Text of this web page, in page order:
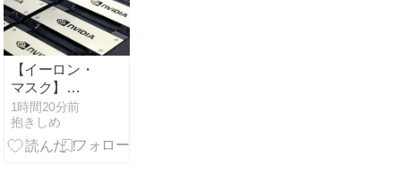
【イーロン・
マスク】
NVIDIAのGPU
だけを使うと
決めた。最も
1時間20分前
抱きしめ